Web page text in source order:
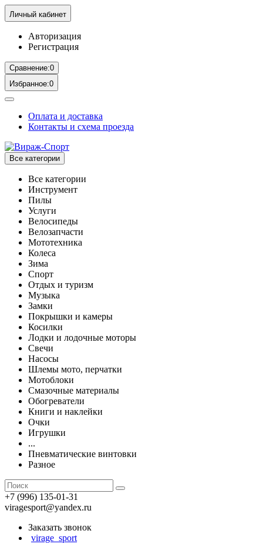
Личный кабинет
Авторизация
Регистрация
Сравнение:0
Избранное:0
Оплата и доставка
Контакты и схема проезда
Все категории
Все категории
Инструмент
Пилы
Услуги
Велосипеды
Велозапчасти
Мототехника
Колеса
Зима
Спорт
Отдых и туризм
Музыка
Замки
Покрышки и камеры
Косилки
Лодки и лодочные моторы
Свечи
Насосы
Шлемы мото, перчатки
Мотоблоки
Смазочные материалы
Обогреватели
Книги и наклейки
Очки
Игрушки
...
Пневматические винтовки
Разное
+7 (996) 135-01-31
viragesport@yandex.ru
Заказать звонок
virage_sport